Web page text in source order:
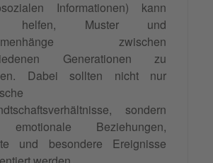
Informationen) kann
helfen, Muster und
zwischen
Generationen zu
Dabei sollten nicht nur
sondern
Beziehungen,
und besondere Ereignisse